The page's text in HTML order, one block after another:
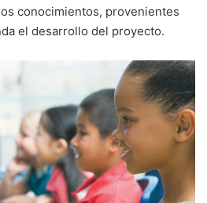
conocimientos, provenientes
el desarrollo del proyecto.